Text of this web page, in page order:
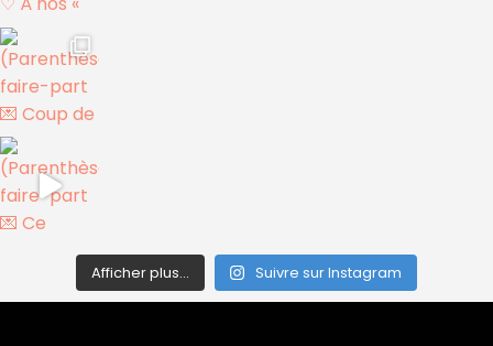
Afficher plus... Suivre sur Instagram